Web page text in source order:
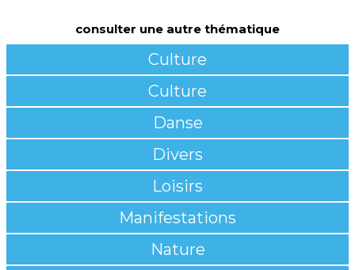
consulter une autre thématique
Culture
Culture
Danse
Divers
Loisirs
Manifestations
Nature